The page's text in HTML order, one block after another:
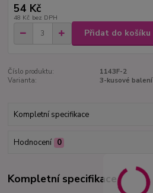
54 Kč
48 Kč bez DPH
Přidat do košíku
Číslo produktu:
1143F-2
Varianta:
3-kusové balení
Kompletní specifikace
Hodnocení 0
Kompletní specifikace